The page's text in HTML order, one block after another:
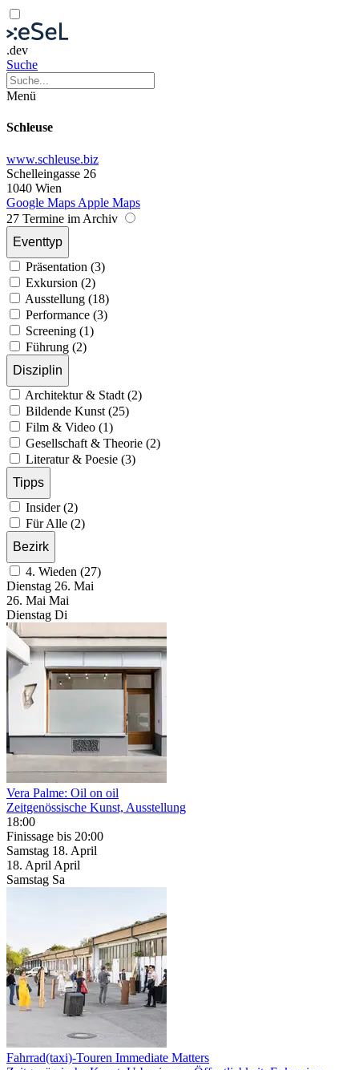
.dev
Suche
Menü
Schleuse
www.schleuse.biz
Schelleingasse 26
1040 Wien
Google Maps Apple Maps
27 Termine im Archiv
Eventtyp
Präsentation (3)
Exkursion (2)
Ausstellung (18)
Performance (3)
Screening (1)
Führung (2)
Disziplin
Architektur & Stadt (2)
Bildende Kunst (25)
Film & Video (1)
Gesellschaft & Theorie (2)
Literatur & Poesie (3)
Tipps
Insider (2)
Für Alle (2)
Bezirk
4. Wieden (27)
Dienstag 26. Mai
26. Mai Mai
Dienstag Di
Vera Palme: Oil on oil
Zeitgenössische Kunst, Ausstellung
18:00
Finissage bis 20:00
Samstag 18. April
18. April April
Samstag Sa
Fahrrad(taxi)-Touren Immediate Matters